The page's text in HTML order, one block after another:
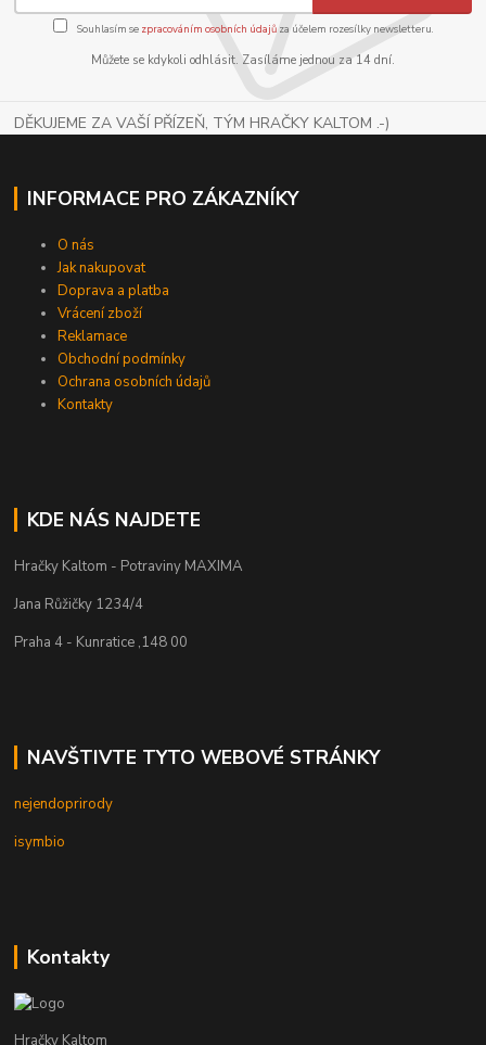
Souhlasím se zpracováním osobních údajůza účelem rozesílky newsletteru.
Můžete se kdykoli odhlásit. Zasíláme jednou za 14 dní.
DĚKUJEME ZA VAŠÍ PŘÍZEŇ, TÝM HRAČKY KALTOM .-)
INFORMACE PRO ZÁKAZNÍKY
O nás
Jak nakupovat
Doprava a platba
Vrácení zboží
Reklamace
Obchodní podmínky
Ochrana osobních údajů
Kontakty
KDE NÁS NAJDETE
Hračky Kaltom - Potraviny MAXIMA
Jana Růžičky 1234/4
Praha 4 - Kunratice ,148 00
NAVŠTIVTE TYTO WEBOVÉ STRÁNKY
nejendoprirody
isymbio
Kontakty
Hračky Kaltom